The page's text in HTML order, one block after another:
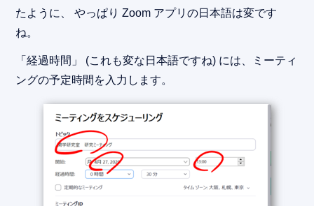
たように、 やっぱり Zoom アプリの日本語は変です
ね。
「経過時間」 (これも変な日本語ですね) には、ミーティ
ングの予定時間を入力します。